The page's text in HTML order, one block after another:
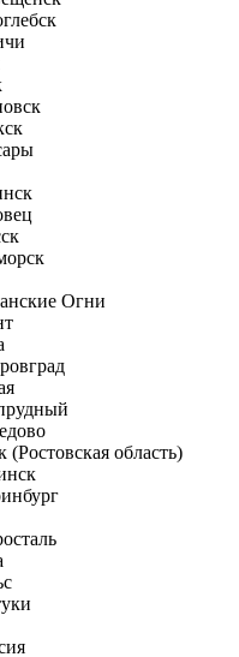
Огни
(Ростовская область)